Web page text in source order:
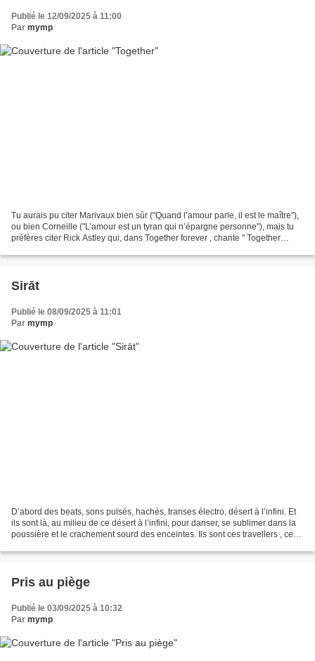
Publié le 12/09/2025 à 11:00
Par mymp
Tu aurais pu citer Marivaux bien sûr ("Quand l’amour parle, il est le maître"),
ou bien Corneille ("L’amour est un tyran qui n’épargne personne"), mais tu
préfères citer Rick Astley qui, dans Together forever , chante " Together
Sirāt
Publié le 08/09/2025 à 11:01
Par mymp
D’abord des beats, sons pulsés, hachés, transes électro, désert à l’infini. Et
ils sont là, au milieu de ce désert à l’infini, pour danser, se sublimer dans la
poussière et le crachement sourd des enceintes. Ils sont ces travellers , ces
Pris au piège
Publié le 03/09/2025 à 10:32
Par mymp